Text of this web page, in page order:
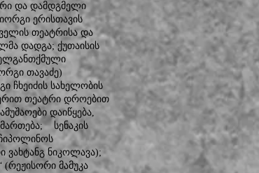
და დამდგმელი
ერისთავის
თეატრისა და
დადგა; ქუთაისის
თავაძე)
ჩხეიძის სახელობის
თეატრი დროებით
დაიწყება,
სენაკის
ვახტანგ ნიკოლავა);
მამუკა